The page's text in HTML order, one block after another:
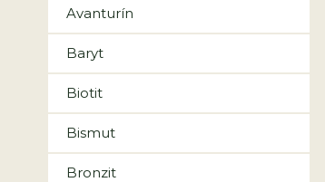
Avanturín
Baryt
Biotit
Bismut
Bronzit